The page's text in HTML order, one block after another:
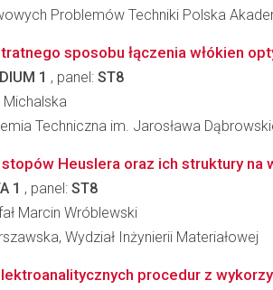
Problemów Techniki Polska
sposobu łączenia włókien
1 , panel: ST8
Michalska
Techniczna im. Jarosława
stopów Heuslera oraz ich struktury
1 , panel: ST8
Marcin Wróblewski
Wydział Inżynierii Materiałowej
procedur z